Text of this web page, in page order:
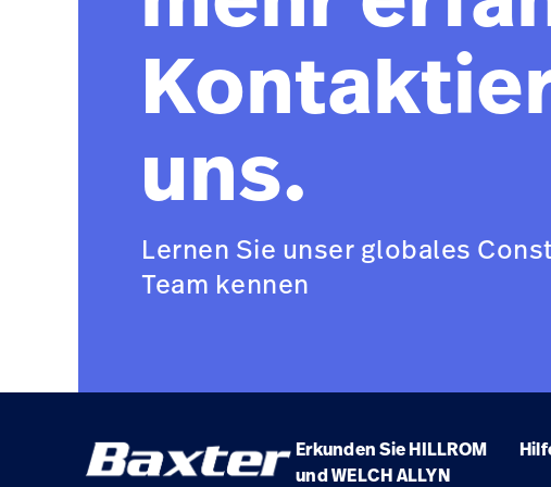
uns.
Lernen Sie unser globales
Team kennen
Erkunden Sie HILLROM
und WELCH ALLYN